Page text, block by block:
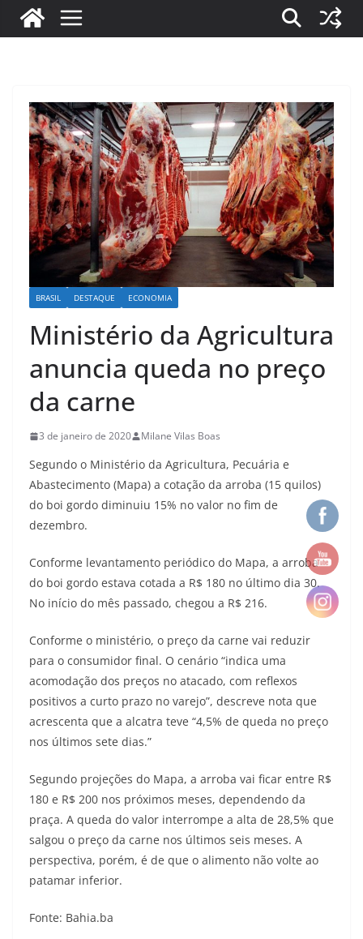
BRASIL DESTAQUE ECONOMIA
Ministério da Agricultura
anuncia queda no preço
da carne
3 de janeiro de 2020 Milane Vilas Boas
Segundo o Ministério da Agricultura, Pecuária e
Abastecimento (Mapa) a cotação da arroba (15 quilos)
do boi gordo diminuiu 15% no valor no fim de
dezembro.
Conforme levantamento periódico do Mapa, a arroba
do boi gordo estava cotada a R$ 180 no último dia 30.
No início do mês passado, chegou a R$ 216.
Conforme o ministério, o preço da carne vai reduzir
para o consumidor final. O cenário “indica uma
acomodação dos preços no atacado, com reflexos
positivos a curto prazo no varejo”, descreve nota que
acrescenta que a alcatra teve “4,5% de queda no preço
nos últimos sete dias.”
Segundo projeções do Mapa, a arroba vai ficar entre R$
180 e R$ 200 nos próximos meses, dependendo da
praça. A queda do valor interrompe a alta de 28,5% que
salgou o preço da carne nos últimos seis meses. A
perspectiva, porém, é de que o alimento não volte ao
patamar inferior.
Fonte: Bahia.ba